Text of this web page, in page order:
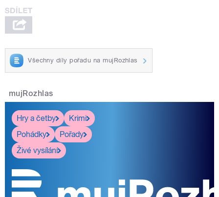
Všechny díly pořadu na mujRozhlas
mujRozhlas
Hry a četby
Krimi
Pohádky
Pořady
Živé vysílání